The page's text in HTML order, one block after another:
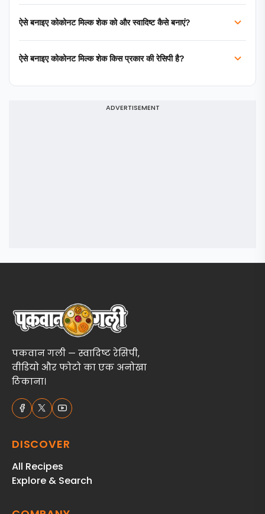
ऐसे बनाइए कोकोनट मिल्क शेक को और स्वादिष्ट कैसे बनाएं?
ऐसे बनाइए कोकोनट मिल्क शेक किस प्रकार की रेसिपी है?
ADVERTISEMENT
पकवान गली — स्वादिष्ट रेसिपी,
वीडियो और फोटो का एक अनोखा
ठिकाना।
DISCOVER
All Recipes
Explore & Search